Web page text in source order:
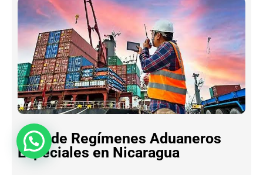
Guía de Regímenes Aduaneros
Especiales en Nicaragua